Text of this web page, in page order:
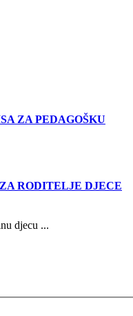
ZA PEDAGOŠKU
RODITELJE DJECE
djecu ...